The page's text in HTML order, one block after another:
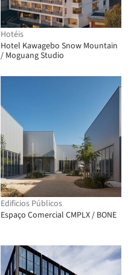
Hotéis
Hotel Kawagebo Snow Mountain
/ Moguang Studio
Edificios Públicos
Espaço Comercial CMPLX / BONE